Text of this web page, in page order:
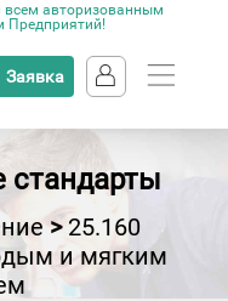
всем авторизованным
Предприятий!
Заявка
стандарты
>25.160
и мягким